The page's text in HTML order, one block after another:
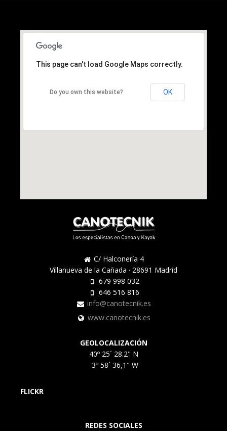
This page can't load Google Maps correctly.
Do you own this website? OK
C/ Halconería 4
Villanueva de la Cañada · 28691 Madrid
679 998 032
646 516 816
info@canotecnik.es
www.canotecnik.es
GEOLOCALIZACIÓN
40º 25´ 28.2" N
-3º 58´ 36,1" W
FLICKR
REDES SOCIALES